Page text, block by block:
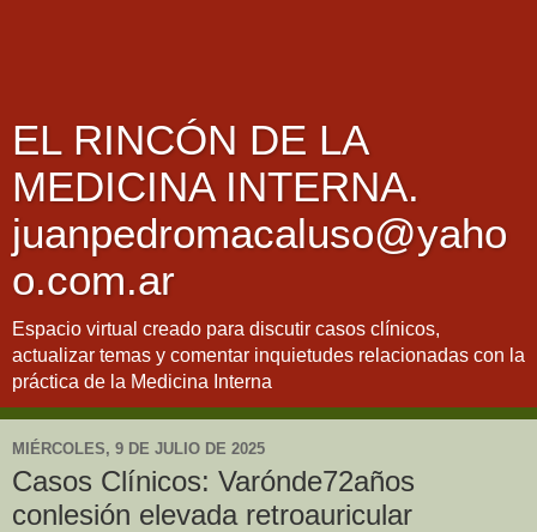
EL RINCÓN DE LA
MEDICINA INTERNA.
juanpedromacaluso@yaho
o.com.ar
Espacio virtual creado para discutir casos clínicos,
actualizar temas y comentar inquietudes relacionadas con la
práctica de la Medicina Interna
MIÉRCOLES, 9 DE JULIO DE 2025
Casos Clínicos: Varónde72años
conlesión elevada retroauricular